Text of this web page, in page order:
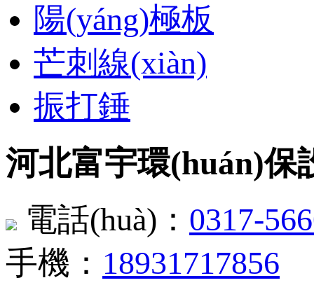
陽(yáng)極板
芒刺線(xiàn)
振打錘
河北富宇環(huán)保
電話(huà)： 0317-
手機： 18931717856